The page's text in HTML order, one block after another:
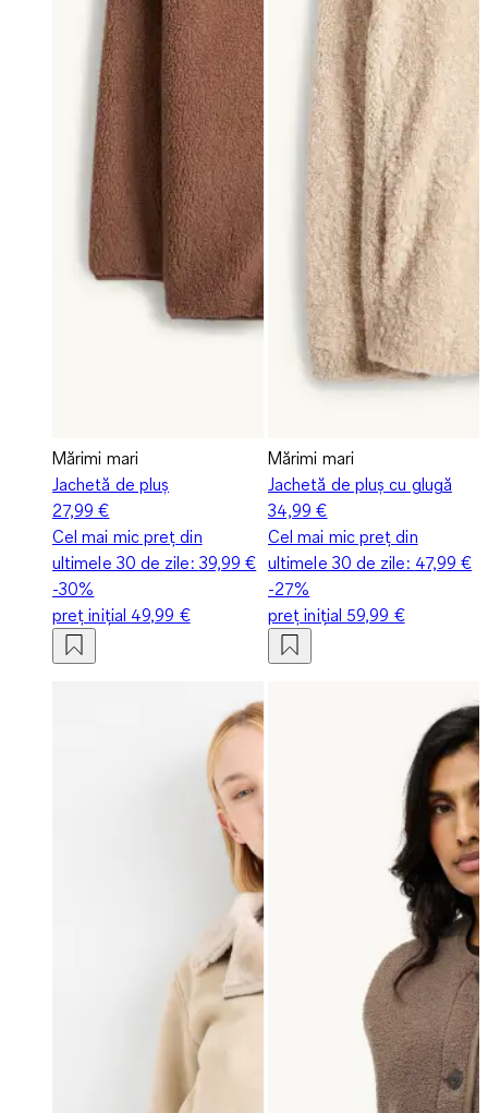
Mărimi mari
Jachetă de pluș
27,99 €
Cel mai mic preț din
ultimele 30 de zile: 39,99 €
-30%
preț inițial 49,99 €
Mărimi mari
Jachetă de pluș cu glugă
34,99 €
Cel mai mic preț din
ultimele 30 de zile: 47,99 €
-27%
preț inițial 59,99 €